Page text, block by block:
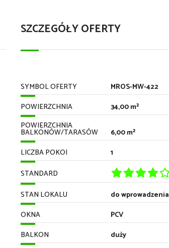
SZCZEGÓŁY OFERTY
SYMBOL OFERTY
MROS-MW-422
POWIERZCHNIA
34,00 m²
POWIERZCHNIA
BALKONÓW/TARASÓW
6,00 m²
LICZBA POKOI
1
STANDARD
STAN LOKALU
do wprowadzenia
OKNA
PCV
BALKON
duży